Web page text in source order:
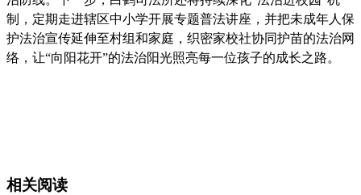
制，定期走进辖区中小学开展专题普法讲座，并把未成年人保
护法治宣传延伸至村组和家庭，织密家校社协同护苗的法治网
络，让“向阳花开”的法治阳光照亮每一位孩子的成长之路。
相关阅读